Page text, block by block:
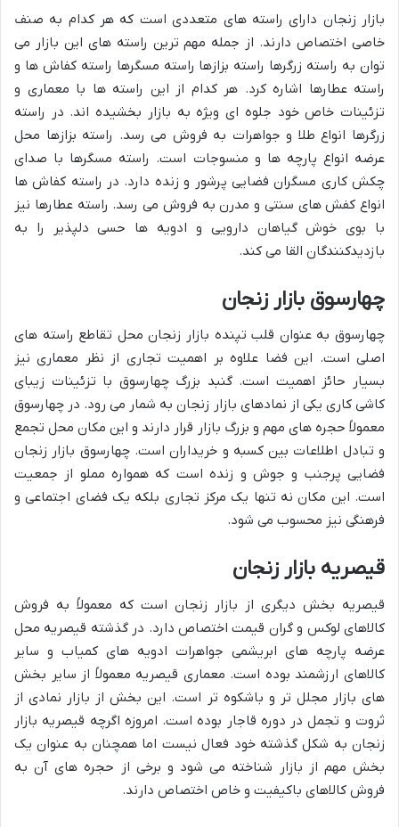
بازار زنجان دارای راسته های متعددی است که هر کدام به صنف
خاصی اختصاص دارند. از جمله مهم ترین راسته های این بازار می
توان به راسته زرگرها راسته بزازها راسته مسگرها راسته کفاش ها و
راسته عطارها اشاره کرد. هر کدام از این راسته ها با معماری و
تزئینات خاص خود جلوه ای ویژه به بازار بخشیده اند. در راسته
زرگرها انواع طلا و جواهرات به فروش می رسد. راسته بزازها محل
عرضه انواع پارچه ها و منسوجات است. راسته مسگرها با صدای
چکش کاری مسگران فضایی پرشور و زنده دارد. در راسته کفاش ها
انواع کفش های سنتی و مدرن به فروش می رسد. راسته عطارها نیز
با بوی خوش گیاهان دارویی و ادویه ها حسی دلپذیر را به
بازدیدکنندگان القا می کند.
چهارسوق بازار زنجان
چهارسوق به عنوان قلب تپنده بازار زنجان محل تقاطع راسته های
اصلی است. این فضا علاوه بر اهمیت تجاری از نظر معماری نیز
بسیار حائز اهمیت است. گنبد بزرگ چهارسوق با تزئینات زیبای
کاشی کاری یکی از نمادهای بازار زنجان به شمار می رود. در چهارسوق
معمولاً حجره های مهم و بزرگ بازار قرار دارند و این مکان محل تجمع
و تبادل اطلاعات بین کسبه و خریداران است. چهارسوق بازار زنجان
فضایی پرجنب و جوش و زنده است که همواره مملو از جمعیت
است. این مکان نه تنها یک مرکز تجاری بلکه یک فضای اجتماعی و
فرهنگی نیز محسوب می شود.
قیصریه بازار زنجان
قیصریه بخش دیگری از بازار زنجان است که معمولاً به فروش
کالاهای لوکس و گران قیمت اختصاص دارد. در گذشته قیصریه محل
عرضه پارچه های ابریشمی جواهرات ادویه های کمیاب و سایر
کالاهای ارزشمند بوده است. معماری قیصریه معمولاً از سایر بخش
های بازار مجلل تر و باشکوه تر است. این بخش از بازار نمادی از
ثروت و تجمل در دوره قاجار بوده است. امروزه اگرچه قیصریه بازار
زنجان به شکل گذشته خود فعال نیست اما همچنان به عنوان یک
بخش مهم از بازار شناخته می شود و برخی از حجره های آن به
فروش کالاهای باکیفیت و خاص اختصاص دارند.